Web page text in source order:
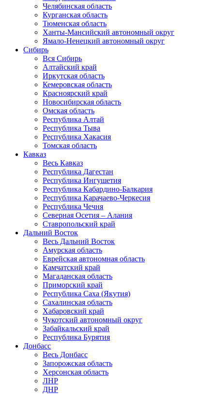
Челябинская область
Курганская область
Тюменская область
Ханты-Мансийский автономный округ
Ямало-Ненецкий автономный округ
Сибирь
Вся Сибирь
Алтайский край
Иркутская область
Кемеровская область
Красноярский край
Новосибирская область
Омская область
Республика Алтай
Республика Тыва
Республика Хакасия
Томская область
Кавказ
Весь Кавказ
Республика Дагестан
Республика Ингушетия
Республика Кабардино-Балкария
Республика Карачаево-Черкесия
Республика Чечня
Северная Осетия – Алания
Ставропольский край
Дальний Восток
Весь Дальний Восток
Амурская область
Еврейская автономная область
Камчатский край
Магаданская область
Приморский край
Республика Саха (Якутия)
Сахалинская область
Хабаровский край
Чукотский автономный округ
Забайкальский край
Республика Бурятия
Донбасс
Весь Донбасс
Запорожская область
Херсонская область
ЛНР
ДНР